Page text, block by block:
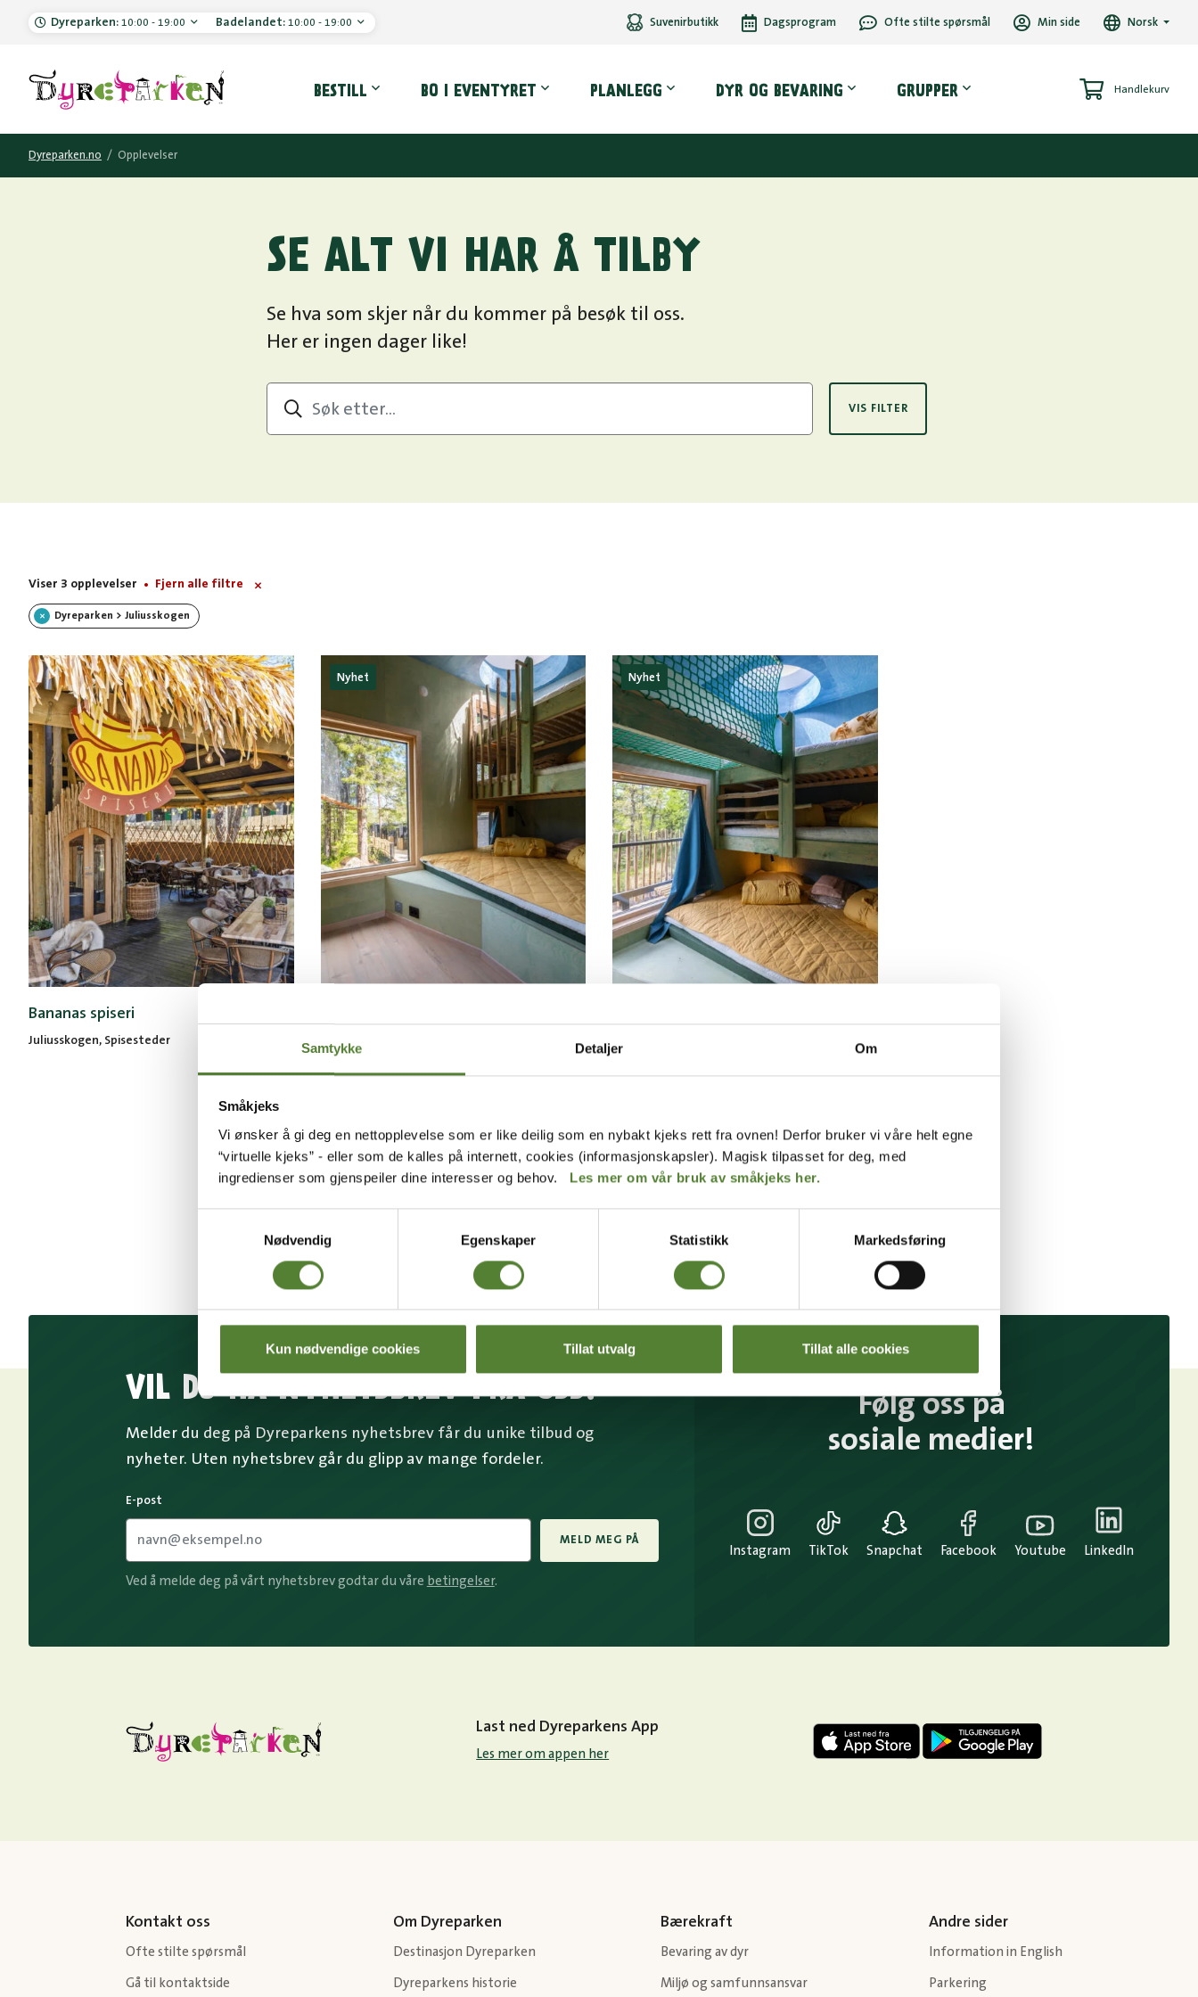
Samtykke Detaljer Om
Småkjeks
Vi ønsker å gi deg en nettopplevelse som er like deilig som en nybakt kjeks rett fra ovnen! Derfor bruker vi våre helt egne
“virtuelle kjeks” - eller som de kalles på internett, cookies (informasjonskapsler). Magisk tilpasset for deg, med
ingredienser som gjenspeiler dine interesser og behov. Les mer om vår bruk av småkjeks her.
Nødvendig
Egenskaper Statistikk Markedsføring
Kun nødvendige cookies Tillat utvalg Tillat alle cookies
Dyreparken: 10:00 - 19:00 Badelandet: 10:00 - 19:00 Suvenirbutikk Dagsprogram Ofte stilte spørsmål Min side Norsk
BESTILL BO I EVENTYRET PLANLEGG DYR OG BEVARING GRUPPER Handlekurv
Dyreparken.no / Opplevelser
SE ALT VI HAR Å TILBY
Se hva som skjer når du kommer på besøk til oss.
Her er ingen dager like!
VIS FILTER
Viser 3 opplevelser Fjern alle filtre
Dyreparken > Juliusskogen
Bananas spiseri
Juliusskogen, Spisesteder
Nyhet
Juliusskogen
Nyhet
Viser 3 av 3 opplevelser
VIL DU HA NYHETSBREV FRA OSS?
Melder du deg på Dyreparkens nyhetsbrev får du unike tilbud og
nyheter. Uten nyhetsbrev går du glipp av mange fordeler.
E-post
MELD MEG PÅ
Ved å melde deg på vårt nyhetsbrev godtar du våre betingelser.
Følg oss på
sosiale medier!
Instagram TikTok Snapchat Facebook Youtube LinkedIn
Last ned Dyreparkens App
Les mer om appen her
Kontakt oss
Ofte stilte spørsmål
Gå til kontaktside
Om Dyreparken
Destinasjon Dyreparken
Dyreparkens historie
Bærekraft
Bevaring av dyr
Miljø og samfunnsansvar
Andre sider
Information in English
Parkering